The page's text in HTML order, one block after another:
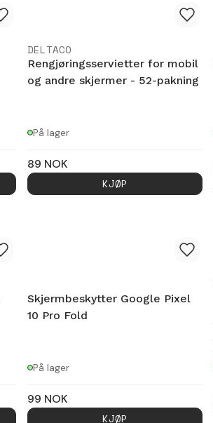
DELTACO
Rengjøringsservietter for mobil
og andre skjermer - 52-pakning
På lager
89 NOK
KJØP
Skjermbeskytter Google Pixel
10 Pro Fold
På lager
99 NOK
KJØP